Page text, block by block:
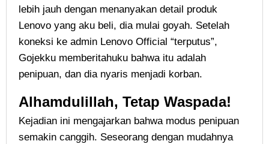
lebih jauh dengan menanyakan detail produk
Lenovo yang aku beli, dia mulai goyah. Setelah
koneksi ke admin Lenovo Official “terputus”,
Gojekku memberitahuku bahwa itu adalah
penipuan, dan dia nyaris menjadi korban.
Alhamdulillah, Tetap Waspada!
Kejadian ini mengajarkan bahwa modus penipuan
semakin canggih. Seseorang dengan mudahnya